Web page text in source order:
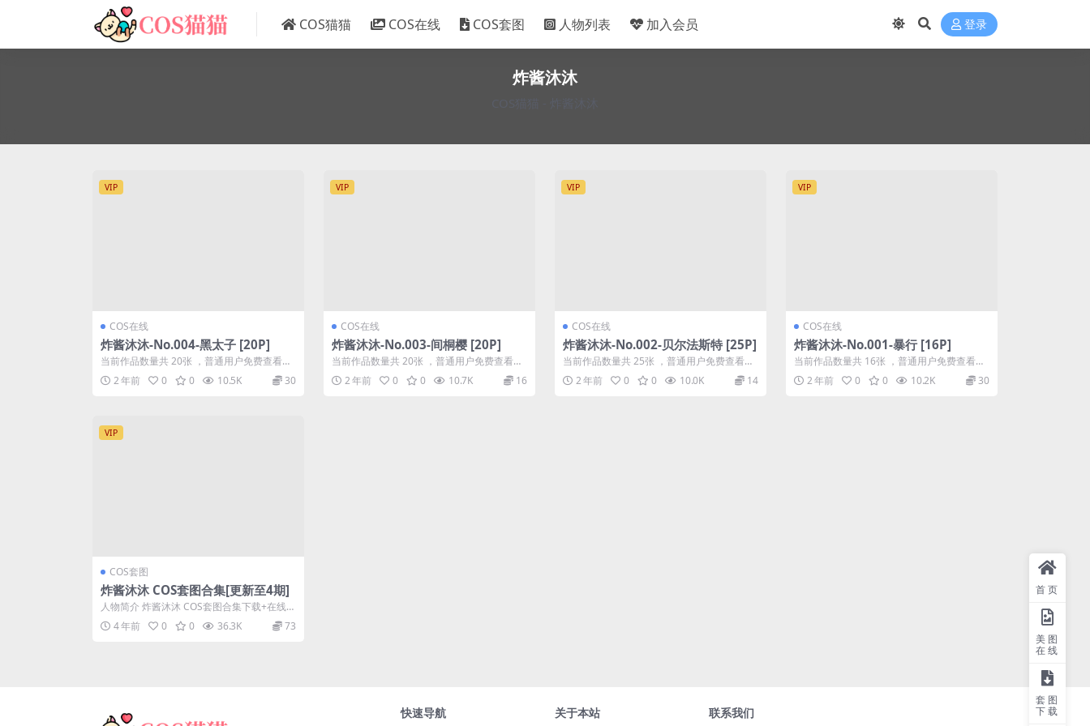
COS猫猫 COS在线 COS套图 人物列表 加入会员 登录
炸酱沐沐
VIP
COS在线
炸酱沐沐-No.004-黑太子 [20P]
当前作品数量共 20张 ，普通用户免费查看前
三张；会员全站免费看：解锁会员权限炸...
2 年前 0 0 10.5K 30
VIP
COS在线
炸酱沐沐-No.003-间桐樱 [20P]
当前作品数量共 20张 ，普通用户免费查看前
三张；会员全站免费看：解锁会员权限炸...
2 年前 0 0 10.7K 16
VIP
COS在线
炸酱沐沐-No.002-贝尔法斯特 [25P]
当前作品数量共 25张 ，普通用户免费查看前
三张；会员全站免费看：解锁会员权限炸...
2 年前 0 0 10.0K 14
VIP
COS在线
炸酱沐沐-No.001-暴行 [16P]
当前作品数量共 16张 ，普通用户免费查看前
三张；会员全站免费看：解锁会员权限炸...
2 年前 0 0 10.2K 30
VIP
COS套图
炸酱沐沐 COS套图合集[更新至4期]
人物简介 炸酱沐沐 COS套图合集下载+在线
[更新至4期] 嘿嘿~今天要给大家安...
4 年前 0 0 36.3K 73
快速导航 关于本站 联系我们
首页
美图
在线
套图
下载